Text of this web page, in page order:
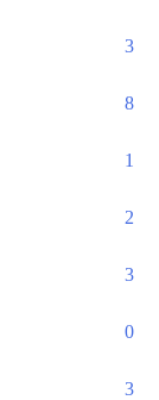
3
8
1
2
3
0
3